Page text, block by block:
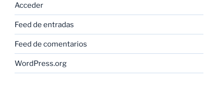
Acceder
Feed de entradas
Feed de comentarios
WordPress.org